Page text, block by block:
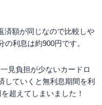
済額が同じなので比較しや
利息は約900円です。
見負担が少ないカードロ
していくと無利息期間を利
超えてしまいました！